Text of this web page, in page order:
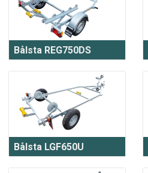
Bålsta REG750DS
Bålsta LGF650U